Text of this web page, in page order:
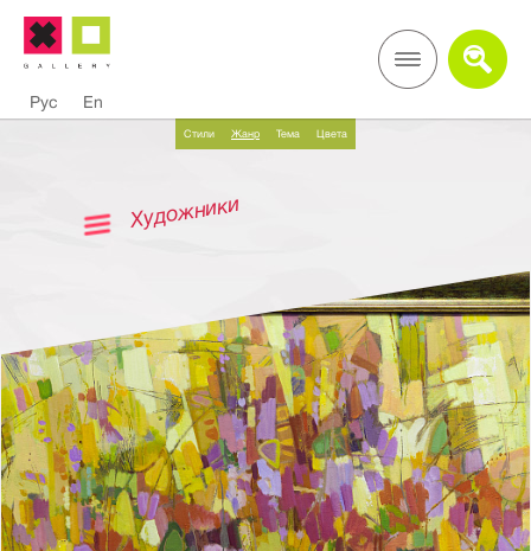
Рус En
Художники
Стили Жанр Тема Цвета